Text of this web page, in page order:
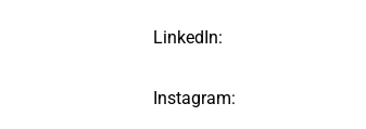
LinkedIn:
Instagram: